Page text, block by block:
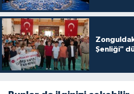
Şenliği"
Mersin Müftülüğü
Muğla Müftülüğü
Muş Müftülüğü